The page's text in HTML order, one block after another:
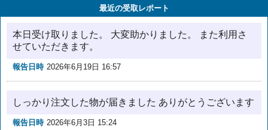
最近の受取レポート
本日受け取りました。 大変助かりました。 また利用さ
せていただきます。
報告日時 2026年6月19日 16:57
しっかり注文した物が届きました ありがとうございます
報告日時 2026年6月3日 15:24